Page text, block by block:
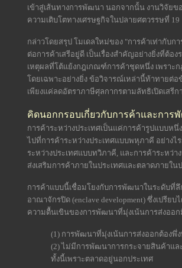
เข้าสู่เส้นทางการพัฒนา นอกจากนั้น งานวิจัยข
ความเติบโตทางเศรษฐกิจในปลายศตวรรษที่ 19
กล่าวโดยสรุป โมเดลใหม่ของ "การค้าเท่ากับ
ต่อการค้าเสรีอยู่ดี เป็นเรื่องสำคัญอย่างยิ่งที่ต้อ
เหตุผลที่โต้แย้งกฎเกณฑ์การค้าชุดหนึ่ง เพรา
โดยเฉพาะอย่างยิ่ง ข้อวิจารณ์เหล่านี้ท้าทายต่
เพียงแค่ลดอัตราภาษีศุลกากรตามลัทธิเปิดเสรีก
คิดนอกกรอบเกี่ยวกับการค้าและการ
การค้าระหว่างประเทศเป็นแค่การค้ารูปแบบห
ไปที่การค้าระหว่างประเทศแบบพหุภาคี อย่างไ
ระหว่างประเทศแบบทวิภาคี, และการค้าระหว่
ส่งเสริมการค้าภายในประเทศและตลาดภายใน
การค้าแบบนี้เชื่อมโยงกับการพัฒนาในระดับที่ลึ
อาณาจักรปิด (enclave development) ซึ่งเปรี
ความตื้นเขินของการพัฒนาที่มุ่งเน้นการส่งออก
(1) การพัฒนาที่มุ่งเน้นการส่งออกต้องพึ่
(2) ไม่มีการพัฒนาการกระจายสินค้าแล
ทั้งนี้เพราะตลาดอยู่นอกประเทศ